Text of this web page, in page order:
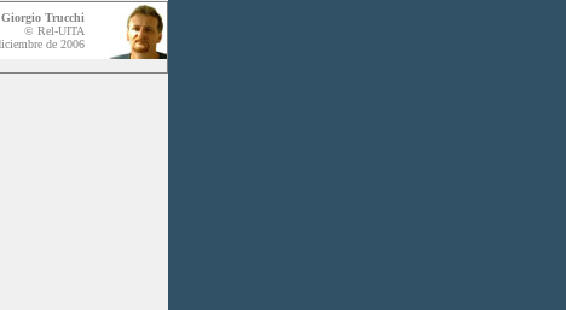
Giorgio Trucchi
© Rel-UITA
de 2006